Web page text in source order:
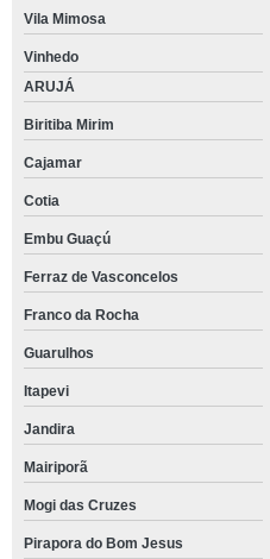
Vila Mimosa
Vinhedo
ARUJÁ
Biritiba Mirim
Cajamar
Cotia
Embu Guaçú
Ferraz de Vasconcelos
Franco da Rocha
Guarulhos
Itapevi
Jandira
Mairiporã
Mogi das Cruzes
Pirapora do Bom Jesus